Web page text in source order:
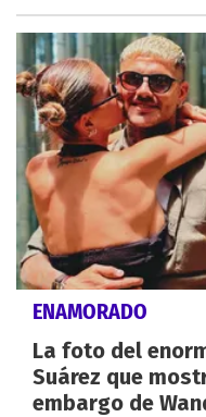
ENAMORADO
La foto del
Suárez que
embargo de